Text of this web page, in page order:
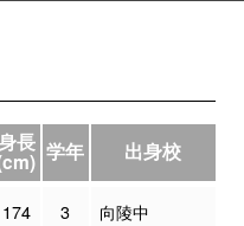
長 学年 出身校
174 3 向陵中